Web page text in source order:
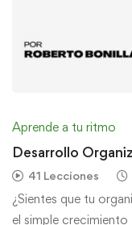
Aprende a tu ritmo
Desarrollo
41 Lecciones
¿Sientes que tu
el simple